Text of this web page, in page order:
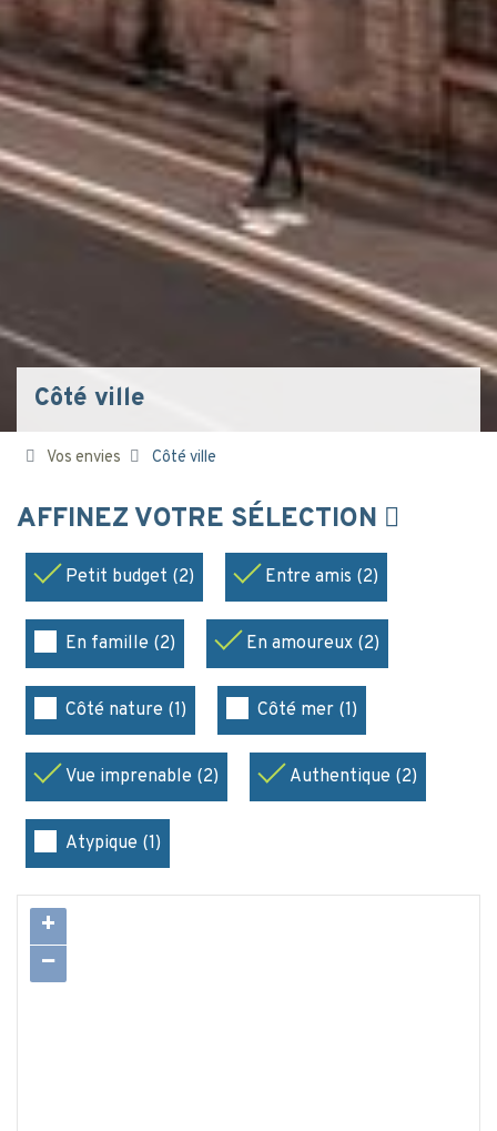
Côté ville
Vos envies Côté ville
AFFINEZ VOTRE SÉLECTION
Petit budget (2) Entre amis (2)
En famille (2) En amoureux (2)
Côté nature (1) Côté mer (1)
Vue imprenable (2) Authentique (2)
Atypique (1)
+
−